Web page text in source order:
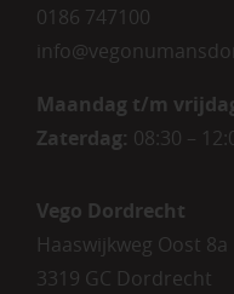
0186 747100
Maandag t/m
Zaterdag: 08:30 –
Vego Dordrecht
Haaswijkweg Oost 8a
3319 GC Dordrecht